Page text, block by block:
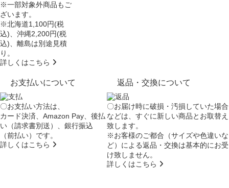
※一部対象外商品もご
ざいます。
※北海道1,100円(税
込)、沖縄2,200円(税
込)、離島は別途見積
り。
詳しくはこちら
お支払いについて
〇お支払い方法は、
カード決済、Amazon Pay、後払
い（請求書別送）、銀行振込
（前払い）です。
詳しくはこちら
返品・交換について
〇お届け時に破損・汚損していた場合
などは、すぐに新しい商品とお取替え
致します。
※お客様のご都合（サイズや色違いな
ど）による返品・交換は基本的にお受
け致しません。
詳しくはこちら